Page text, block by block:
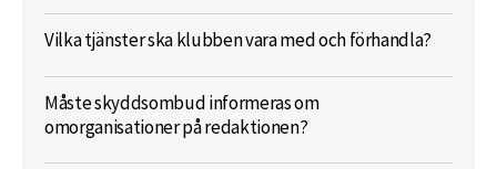
Vilka tjänster ska klubben vara med och förhandla?
Måste skyddsombud informeras om
omorganisationer på redaktionen?